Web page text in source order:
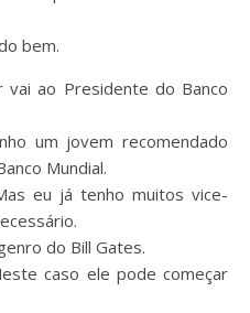
bem.
vai ao Presidente do Banco
um jovem recomendado
Mundial.
eu já tenho muitos vice-
do Bill Gates.
caso ele pode começar